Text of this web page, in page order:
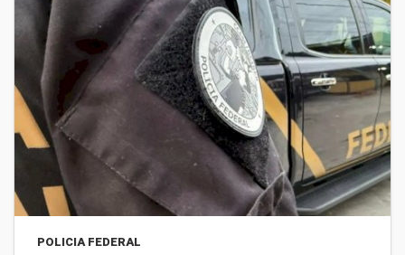
POLICIA FEDERAL